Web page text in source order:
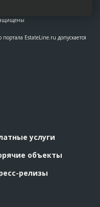
EstateLine.ru допускается
услуги
объекты
релизы